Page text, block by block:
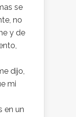
se
no
y de
dijo,
mi
en un